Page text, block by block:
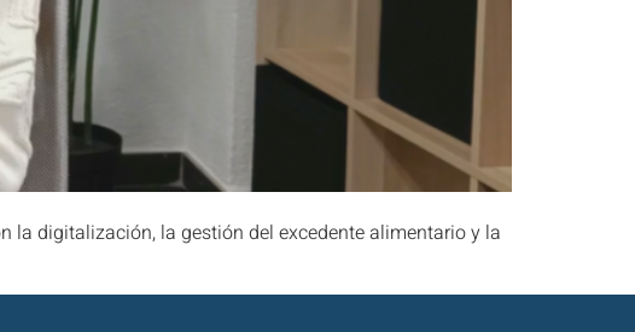
la digitalización, la gestión del excedente alimentario y la